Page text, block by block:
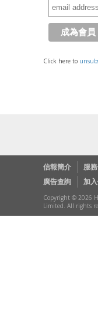
Click here to
信報簡介 服
廣告查詢
加
Copyright © 2026
Limited. All rights